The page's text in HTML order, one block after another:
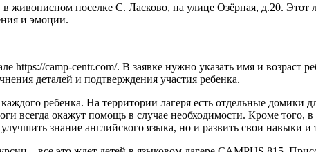
поселке С. Ласково, на улице Озёрная, д.20. Этот
и эмоции.
https://camp-centr.com/. В заявке нужно указать имя и
деталей и подтверждения участия ребенка.
ребенка. На территории лагеря есть отдельные домики
окажут помощь в случае необходимости. Кроме того, в
знание английского языка, но и развить свои навыки